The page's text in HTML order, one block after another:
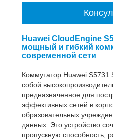
Huawei CloudEngine
мощный и гибкий
современной сети
Коммутатор Huawei S5731
собой
предназначенное для
эффективных сетей в
образовательных
данных. Это устройство
пропускную способность,